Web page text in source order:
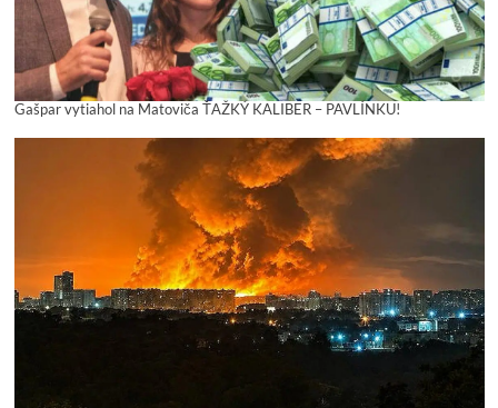
Gašpar vytiahol na Matoviča ŤAŽKÝ KALIBER – PAVLÍNKU!